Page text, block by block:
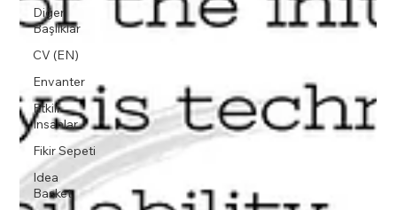
Diğer
Başlıklar
CV (EN)
Envanter
Etkili
İnsanlar
Fikir Sepeti
Idea
Basket